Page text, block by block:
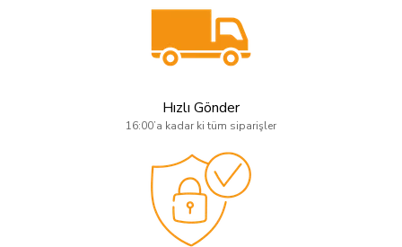
Hızlı Gönder
16:00’a kadar ki tüm siparişler